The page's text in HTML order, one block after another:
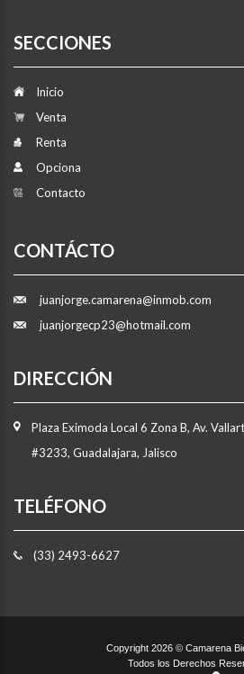
SECCIONES
Inicio
Venta
Renta
Opciona
Contacto
CONTÁCTO
juanjorge.camarena@inmob.com
juanjorgecp23@hotmail.com
DIRECCIÓN
Plaza Eximoda Local 6 Zona B, Av.
#3233, Guadalajara, Jalisco
TELÉFONO
(33) 2493-6627
Copyright 2026 © Camarena
Todos los Derechos